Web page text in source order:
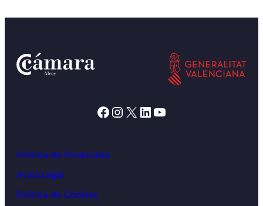
Facebook Instagram X LinkedIn YouTube
Política de Privacidad
Aviso Legal
Política de Cookies